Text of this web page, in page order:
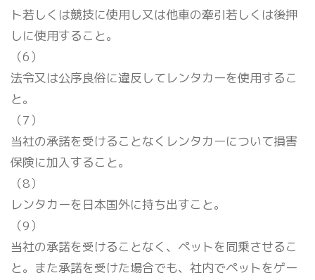
ト若しくは競技に使用し又は他車の牽引若しくは後押
しに使用すること。
（6）
法令又は公序良俗に違反してレンタカーを使用するこ
と。
（7）
当社の承諾を受けることなくレンタカーについて損害
保険に加入すること。
（8）
レンタカーを日本国外に持ち出すこと。
（9）
当社の承諾を受けることなく、ペットを同乗させるこ
と。また承諾を受けた場合でも、社内でペットをゲー